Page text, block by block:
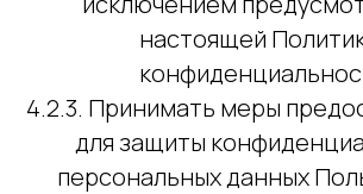
настоящей
4.2.3. Принимать меры
для защиты
персональных данных